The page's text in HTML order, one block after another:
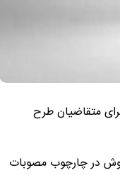
برای متقاضیان طرح
در سال ۱۴۰۴ را در قالب طرح پیش‌فروش در چارچوب مصوبات